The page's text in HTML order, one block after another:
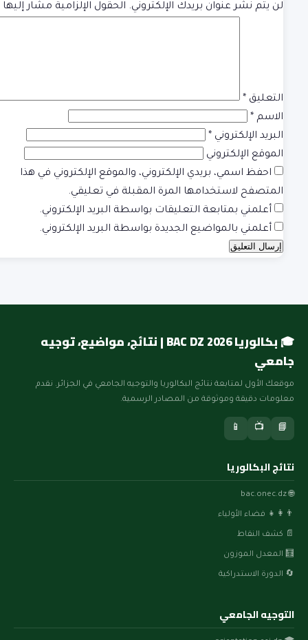
لن يتم نشر عنوان بريدك الإلكتروني. الحقول الإلزامية مشار إليها
التعليق *
الاسم *
البريد الإلكتروني *
الموقع الإلكتروني
احفظ اسمي، بريدي الإلكتروني، والموقع الإلكتروني في هذا
المتصفح لاستخدامها المرة المقبلة في تعليقي.
أعلمني بمتابعة التعليقات بواسطة البريد الإلكتروني.
أعلمني بالمواضيع الجديدة بواسطة البريد الإلكتروني.
🎓 بكالوريا BAC DZ 2026 | نتائج، مواضيع، توجيه
جامعي
موقعك الأول لمتابعة نتائج البكالوريا والتوجيه الجامعي في الجزائر. نقدم
معلومات دقيقة وموثوقة من المصادر الرسمية.
📘
📺
📱
نتائج البكالوريا
🌐 bac.onec.dz
👨‍👩‍👧 فضاء الأولياء
📄 كشف النقاط
🧮 المعدل الموزون
🔄 الدورة الاستدراكية
التوجيه الجامعي